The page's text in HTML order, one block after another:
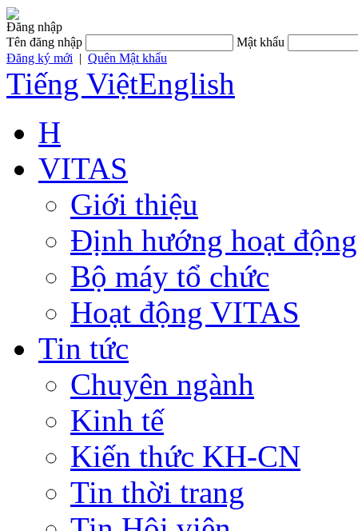
Đăng nhập
Tên đăng nhập
Mật khẩu
Đăng ký mới | Quên Mật khẩu
Tiếng ViệtEnglish
H
VITAS
Giới thiệu
Định hướng hoạt động
Bộ máy tổ chức
Hoạt động VITAS
Tin tức
Chuyên ngành
Kinh tế
Kiến thức KH-CN
Tin thời trang